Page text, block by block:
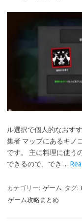
ル選択で個人的なおす
集者 マップにあるキノ
です。 主に料理に使う
できるので、でき…
カテゴリー: ゲーム タグ:
ゲーム攻略まとめ